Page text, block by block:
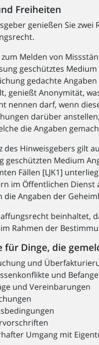
Freiheiten
genießen Sie
zum Melden von
geschütztes
gedachte
genießt Anonymität,
nennen darf, wenn
darüber
die Angaben
des Hinweisgebers gilt
geschützten Medium
Fällen [LJK1]
im Öffentlichen Dienst
die Angaben der
beinhaltet,
Rahmen der
für Dinge, die
und
und
und Vereinbarungen
Umgang mit